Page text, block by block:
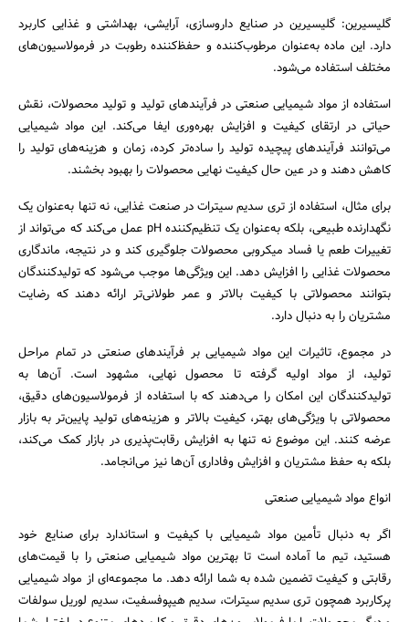
گلیسیرین: گلیسیرین در صنایع داروسازی، آرایشی، بهداشتی و غذایی کاربرد
دارد. این ماده به‌عنوان مرطوب‌کننده و حفظ‌کننده رطوبت در فرمولاسیون‌های
مختلف استفاده می‌شود.
استفاده از مواد شیمیایی صنعتی در فرآیندهای تولید و تولید محصولات، نقش
حیاتی در ارتقای کیفیت و افزایش بهره‌وری ایفا می‌کند. این مواد شیمیایی
می‌توانند فرآیندهای پیچیده تولید را ساده‌تر کرده، زمان و هزینه‌های تولید را
کاهش دهند و در عین حال کیفیت نهایی محصولات را بهبود بخشند.
برای مثال، استفاده از تری سدیم سیترات در صنعت غذایی، نه تنها به‌عنوان یک
نگهدارنده طبیعی، بلکه به‌عنوان یک تنظیم‌کننده pH عمل می‌کند که می‌تواند از
تغییرات طعم یا فساد میکروبی محصولات جلوگیری کند و در نتیجه، ماندگاری
محصولات غذایی را افزایش دهد. این ویژگی‌ها موجب می‌شود که تولیدکنندگان
بتوانند محصولاتی با کیفیت بالاتر و عمر طولانی‌تر ارائه دهند که رضایت
مشتریان را به دنبال دارد.
در مجموع، تاثیرات این مواد شیمیایی بر فرآیندهای صنعتی در تمام مراحل
تولید، از مواد اولیه گرفته تا محصول نهایی، مشهود است. آن‌ها به
تولیدکنندگان این امکان را می‌دهند که با استفاده از فرمولاسیون‌های دقیق،
محصولاتی با ویژگی‌های بهتر، کیفیت بالاتر و هزینه‌های تولید پایین‌تر به بازار
عرضه کنند. این موضوع نه تنها به افزایش رقابت‌پذیری در بازار کمک می‌کند،
بلکه به حفظ مشتریان و افزایش وفاداری آن‌ها نیز می‌انجامد.
انواع مواد شیمیایی صنعتی
اگر به دنبال تأمین مواد شیمیایی با کیفیت و استاندارد برای صنایع خود
هستید، تیم ما آماده است تا بهترین مواد شیمیایی صنعتی را با قیمت‌های
رقابتی و کیفیت تضمین شده به شما ارائه دهد. ما مجموعه‌ای از مواد شیمیایی
پرکاربرد همچون تری سدیم سیترات، سدیم هیپوفسفیت، سدیم لوریل سولفات